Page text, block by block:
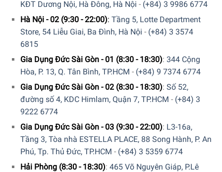
dụng. Phần đế còn có chân chống trượt.
Bề mặt ấm bằng thép không gỉ tráng men đảm bảo khả
năng dẫn nhiệt tuyệt vời và có công tắc tự động tắt ở
KĐT Dương Nội, Hà Đông, Hà Nội - (+84) 3 9986 6774
Hà Nội - 02 (9:30 - 22:00): Tầng 5, Lotte Department
Store, 54 Liễu Giai, Ba Đình, Hà Nội - (+84) 3 3574
6815
Gia Dụng Đức Sài Gòn - 01 (8:30 - 18:30): 344 Cộng
Hòa, P. 13, Q. Tân Bình, TP.HCM - (+84) 9 7374 6774
Gia Dụng Đức Sài Gòn - 02 (8:30 - 18:30): Số 52,
đường số 4, KDC Himlam, Quận 7, TP.HCM - (+84) 3
9222 6774
Gia Dụng Đức Sài Gòn - 03 (9:30 - 22:00): L3-16a,
Tầng 3, Tòa nhà ESTELLA PLACE, 88 Song Hành, P. An
Phú, Tp. Thủ Đức, TP.HCM - (+84) 3 5359 6774
Hải Phòng (8:30 - 18:30): 465 Võ Nguyên Giáp, P.Lê